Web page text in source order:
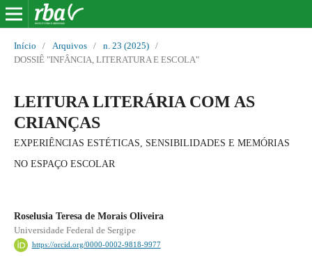
Início / Arquivos / n. 23 (2025)
/
DOSSIÊ "INFÂNCIA, LITERATURA E ESCOLA"
LEITURA LITERÁRIA COM AS
CRIANÇAS
EXPERIÊNCIAS ESTÉTICAS, SENSIBILIDADES E MEMÓRIAS
NO ESPAÇO ESCOLAR
Roselusia Teresa de Morais Oliveira
Universidade Federal de Sergipe
https://orcid.org/0000-0002-9818-9977